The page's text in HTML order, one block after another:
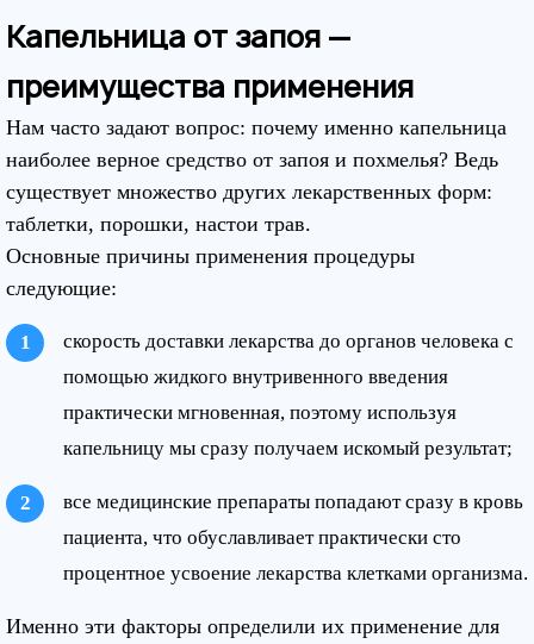
Капельница от запоя —
преимущества применения
Нам часто задают вопрос: почему именно капельница
наиболее верное средство от запоя и похмелья? Ведь
существует множество других лекарственных форм:
таблетки, порошки, настои трав.
Основные причины применения процедуры
следующие:
скорость доставки лекарства до органов человека с
помощью жидкого внутривенного введения
практически мгновенная, поэтому используя
капельницу мы сразу получаем искомый результат;
все медицинские препараты попадают сразу в кровь
пациента, что обуславливает практически сто
процентное усвоение лекарства клетками организма.
Именно эти факторы определили их применение для